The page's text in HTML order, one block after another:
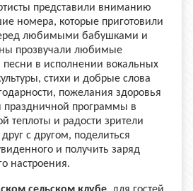
представили вниманию
номера, которые приготовили
любимыми бабушками и
прозвучали любимые
в исполнении вокальных
стихи и добрые слова
пожелания здоровья
праздничной программы в
теплоты и радости зрители
с другом, поделиться
и получить заряд
настроения.